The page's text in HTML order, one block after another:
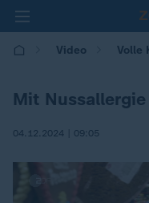
Video Volle
Mit
04.12.2024 | 09:05